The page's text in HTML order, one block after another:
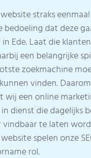
straks
bedoeling dat deze
Ede. Laat die
een belangrijke
zoekmachine
vinden.
wij een online
dienst die dagelijks
te laten
spelen onze
rol.